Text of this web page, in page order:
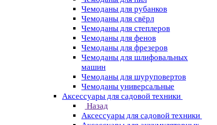
Чемоданы для рубанков
Чемоданы для свёрл
Чемоданы для степлеров
Чемоданы для фенов
Чемоданы для фрезеров
Чемоданы для шлифовальных
машин
Чемоданы для шуруповертов
Чемоданы универсальные
Аксессуары для садовой техники
Назад
Аксессуары для садовой техники